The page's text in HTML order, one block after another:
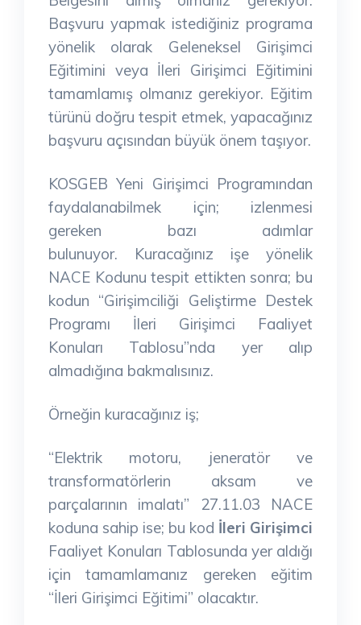
Başvuru yapmak istediğiniz programa
yönelik olarak Geleneksel Girişimci
Eğitimini veya İleri Girişimci Eğitimini
tamamlamış olmanız gerekiyor. Eğitim
türünü doğru tespit etmek, yapacağınız
başvuru açısından büyük önem taşıyor.
KOSGEB Yeni Girişimci Programından
faydalanabilmek için; izlenmesi
gereken bazı adımlar
bulunuyor. Kuracağınız işe yönelik
NACE Kodunu tespit ettikten sonra; bu
kodun “Girişimciliği Geliştirme Destek
Programı İleri Girişimci Faaliyet
Konuları Tablosu”nda yer alıp
almadığına bakmalısınız.
Örneğin kuracağınız iş;
“Elektrik motoru, jeneratör ve
transformatörlerin aksam ve
parçalarının imalatı” 27.11.03 NACE
koduna sahip ise; bu kod İleri Girişimci
Faaliyet Konuları Tablosunda yer aldığı
için tamamlamanız gereken eğitim
“İleri Girişimci Eğitimi” olacaktır.